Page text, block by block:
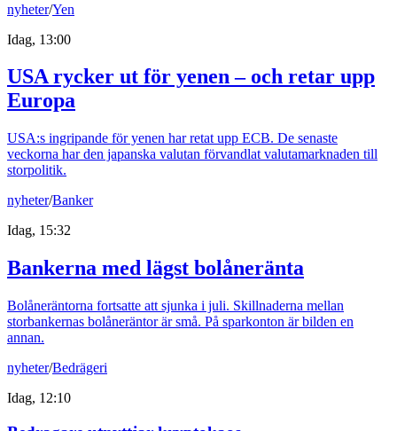
nyheter/Yen
Idag, 13:00
USA rycker ut för yenen – och retar upp
Europa
USA:s ingripande för yenen har retat upp ECB. De senaste
veckorna har den japanska valutan förvandlat valutamarknaden till
storpolitik.
nyheter/Banker
Idag, 15:32
Bankerna med lägst bolåneränta
Bolåneräntorna fortsatte att sjunka i juli. Skillnaderna mellan
storbankernas bolåneräntor är små. På sparkonton är bilden en
annan.
nyheter/Bedrägeri
Idag, 12:10